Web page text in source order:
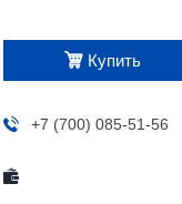
Купить
+7 (700) 085-51-56